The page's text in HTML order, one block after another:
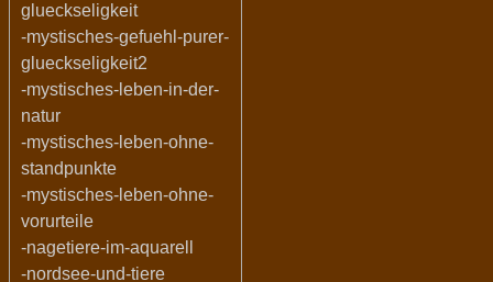
glueckseligkeit
-mystisches-gefuehl-purer-
glueckseligkeit2
-mystisches-leben-in-der-
natur
-mystisches-leben-ohne-
standpunkte
-mystisches-leben-ohne-
vorurteile
-nagetiere-im-aquarell
-nordsee-und-tiere